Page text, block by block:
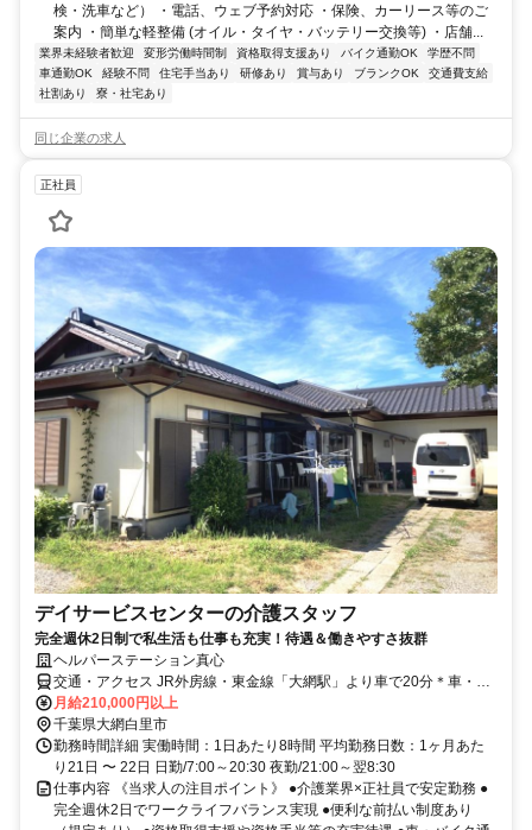
検・洗車など） ・電話、ウェブ予約対応 ・保険、カーリース等のご
案内 ・簡単な軽整備 (オイル・タイヤ・バッテリー交換等) ・店舗...
業界未経験者歓迎 変形労働時間制 資格取得支援あり バイク通勤OK
学歴不問
車通勤OK
経験不問 住宅手当あり 研修あり 賞与あり ブランクOK
交通費支給
社割あり
寮・社宅あり
同じ企業の求人
正社員
デイサービスセンターの介護スタッフ
完全週休2日制で私生活も仕事も充実！待遇＆働きやすさ抜群
ヘルパーステーション真心
交通・アクセス JR外房線・東金線「大網駅」より車で20分＊車・バ
イク通勤OK
月給210,000円以上
千葉県大網白里市
勤務時間詳細 実働時間：1日あたり8時間 平均勤務日数：1ヶ月あた
り21日 〜 22日 日勤/7:00～20:30 夜勤/21:00～翌8:30
仕事内容 《当求人の注目ポイント》 ●介護業界×正社員で安定勤務 ●
完全週休2日でワークライフバランス実現 ●便利な前払い制度あり